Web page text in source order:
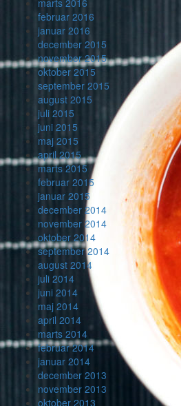
marts 2016
februar 2016
januar 2016
december 2015
november 2015
oktober 2015
september 2015
august 2015
juli 2015
juni 2015
maj 2015
april 2015
marts 2015
februar 2015
januar 2015
december 2014
november 2014
oktober 2014
september 2014
august 2014
juli 2014
juni 2014
maj 2014
april 2014
marts 2014
februar 2014
januar 2014
december 2013
november 2013
oktober 2013